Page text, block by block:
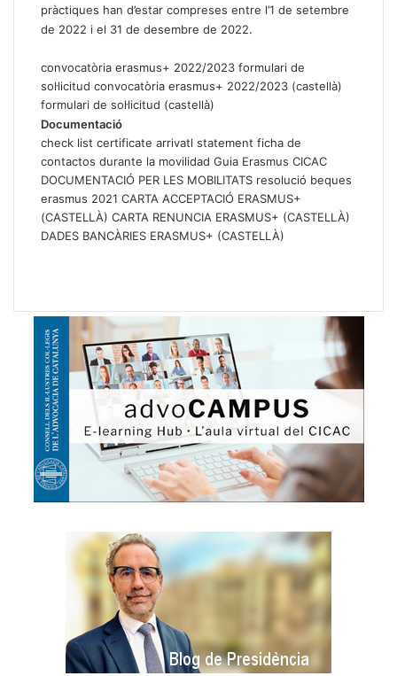
pràctiques han d’estar compreses entre l’1 de setembre
de 2022 i el 31 de desembre de 2022.
convocatòria erasmus+ 2022/2023 formulari de
sol·licitud convocatòria erasmus+ 2022/2023 (castellà)
formulari de sol·licitud (castellà)
Documentació
check list certificate arrivatl statement ficha de
contactos durante la movilidad Guia Erasmus CICAC
DOCUMENTACIÓ PER LES MOBILITATS resolució beques
erasmus 2021 CARTA ACCEPTACIÓ ERASMUS+
(CASTELLÀ) CARTA RENUNCIA ERASMUS+ (CASTELLÀ)
DADES BANCÀRIES ERASMUS+ (CASTELLÀ)